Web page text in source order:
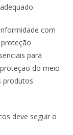
com
para
do meio
produtos
deve seguir o